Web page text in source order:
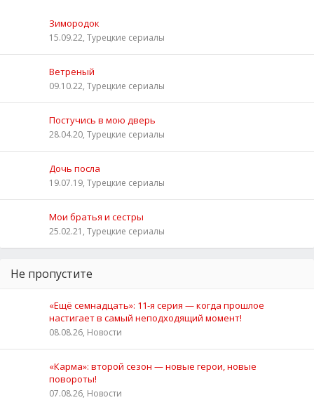
Зимородок
15.09.22, Турецкие сериалы
Ветреный
09.10.22, Турецкие сериалы
Постучись в мою дверь
28.04.20, Турецкие сериалы
Дочь посла
19.07.19, Турецкие сериалы
Мои братья и сестры
25.02.21, Турецкие сериалы
Не пропустите
«Ещё семнадцать»: 11‑я серия — когда прошлое
настигает в самый неподходящий момент!
08.08.26, Новости
«Карма»: второй сезон — новые герои, новые
повороты!
07.08.26, Новости